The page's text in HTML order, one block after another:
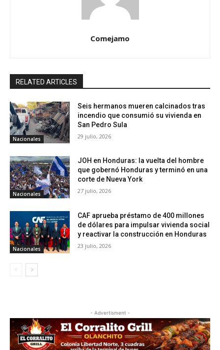
Comejamo
RELATED ARTICLES
Nacionales
Seis hermanos mueren calcinados tras
incendio que consumió su vivienda en
San Pedro Sula
29 julio, 2026
Nacionales
JOH en Honduras: la vuelta del hombre
que gobernó Honduras y terminó en una
corte de Nueva York
27 julio, 2026
Nacionales
CAF aprueba préstamo de 400 millones
de dólares para impulsar vivienda social
y reactivar la construcción en Honduras
23 julio, 2026
- Advertisment -